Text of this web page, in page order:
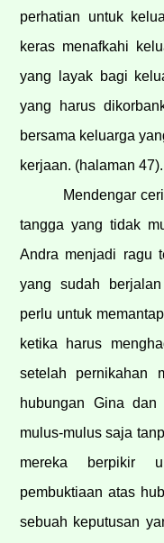
perhatian untuk
keras menafkahi
yang layak bagi
yang harus
bersama keluarga
kerjaan. (halaman 47).
Mendengar
tangga yang tidak
Andra menjadi ragu
yang sudah
perlu untuk
ketika harus
setelah pernikahan
hubungan Gina
mulus-mulus saja
mereka berpikir
pembuktiaan atas
sebuah keputusan